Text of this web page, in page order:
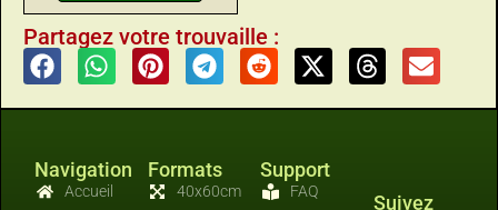
Partagez votre trouvaille :
Navigation
Accueil
Formats
40x60cm
Support
FAQ
Suivez